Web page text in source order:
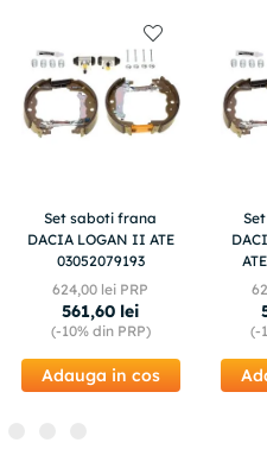
Set saboti frana
DACIA LOGAN II ATE
03052079193
624,00 lei PRP
561,60 lei
(-10%din PRP)
Adauga in cos
(-